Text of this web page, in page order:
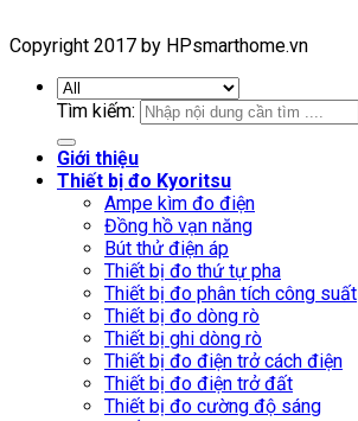
Copyright 2017 by HPsmarthome.vn
Tìm kiếm:
Giới thiệu
Thiết bị đo Kyoritsu
Ampe kìm đo điện
Đồng hồ vạn năng
Bút thử điện áp
Thiết bị đo thứ tự pha
Thiết bị đo phân tích công suất
Thiết bị đo dòng rò
Thiết bị ghi dòng rò
Thiết bị đo điện trở cách điện
Thiết bị đo điện trở đất
Thiết bị đo cường độ sáng